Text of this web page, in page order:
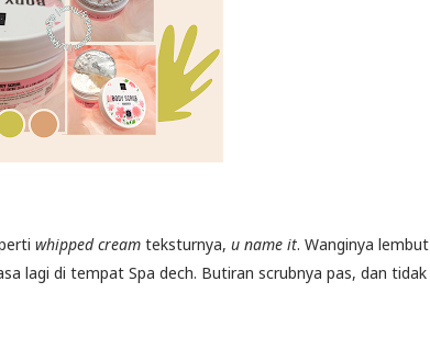
whipped cream teksturnya, u name it. Wanginya lembut
lagi di tempat Spa dech. Butiran scrubnya pas, dan tidak